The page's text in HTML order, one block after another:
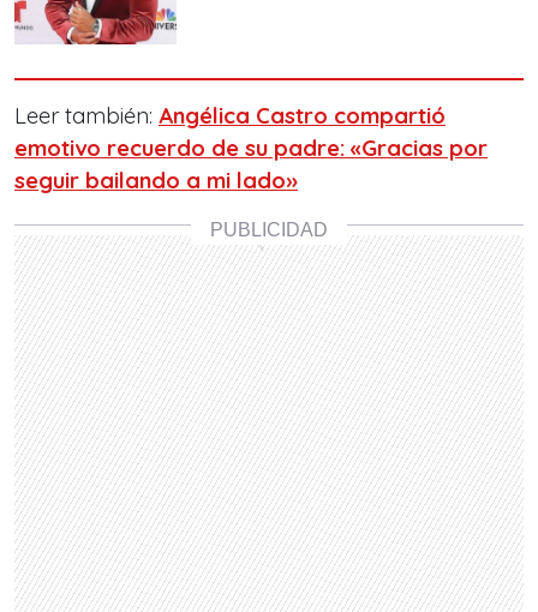
Leer también: Angélica Castro compartió
emotivo recuerdo de su padre: «Gracias por
seguir bailando a mi lado»